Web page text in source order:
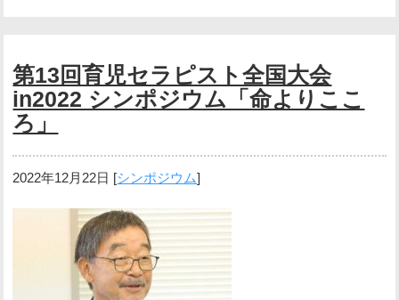
第13回育児セラピスト全国大会
in2022 シンポジウム「命よりここ
ろ」
2022年12月22日 [シンポジウム]